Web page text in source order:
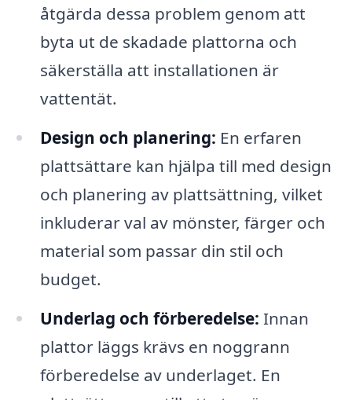
åtgärda dessa problem genom att
byta ut de skadade plattorna och
säkerställa att installationen är
vattentät.
Design och planering: En erfaren
plattsättare kan hjälpa till med design
och planering av plattsättning, vilket
inkluderar val av mönster, färger och
material som passar din stil och
budget.
Underlag och förberedelse: Innan
plattor läggs krävs en noggrann
förberedelse av underlaget. En